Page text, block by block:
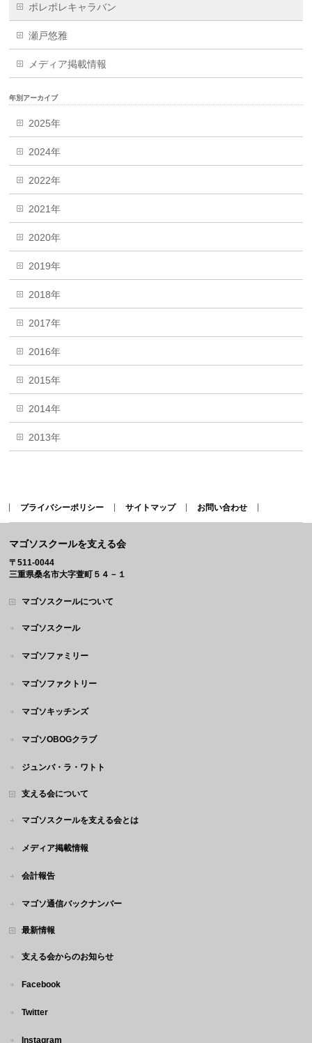
ポレポレキャラバン
瀬戸悠雅
メディア掲載情報
年別アーカイブ
2025年
2024年
2022年
2021年
2020年
2019年
2018年
2017年
2016年
2015年
2014年
2013年
プライバシーポリシー サイトマップ お問い合わせ
マゴソスクールを支える会
〒511-0044
三重県桑名市大字萱町５４－１
マゴソスクールについて
マゴソスクール
マゴソファミリー
マゴソファクトリー
マゴソキッチンズ
マゴソOBOGクラブ
ジュンバ・ラ・ワトト
支える会について
マゴソスクールを支える会とは
メディア掲載情報
会計報告
マゴソ通信バックナンバー
最新情報
支える会からのお知らせ
Facebook
Twitter
Instagram